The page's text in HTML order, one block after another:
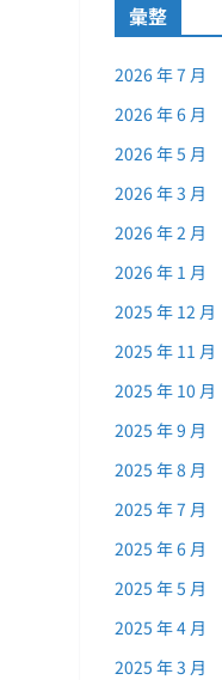
彙整
2026 年 7 月
2026 年 6 月
2026 年 5 月
2026 年 3 月
2026 年 2 月
2026 年 1 月
2025 年 12 月
2025 年 11 月
2025 年 10 月
2025 年 9 月
2025 年 8 月
2025 年 7 月
2025 年 6 月
2025 年 5 月
2025 年 4 月
2025 年 3 月